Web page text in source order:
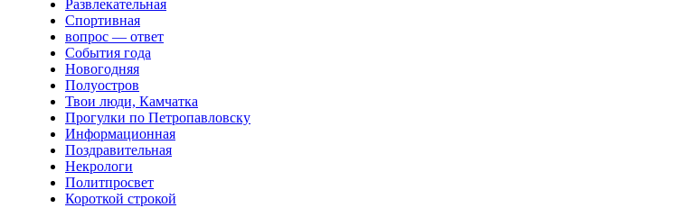
Развлекательная
Спортивная
вопрос — ответ
События года
Новогодняя
Полуостров
Твои люди, Камчатка
Прогулки по Петропавловску
Информационная
Поздравительная
Некрологи
Политпросвет
Короткой строкой